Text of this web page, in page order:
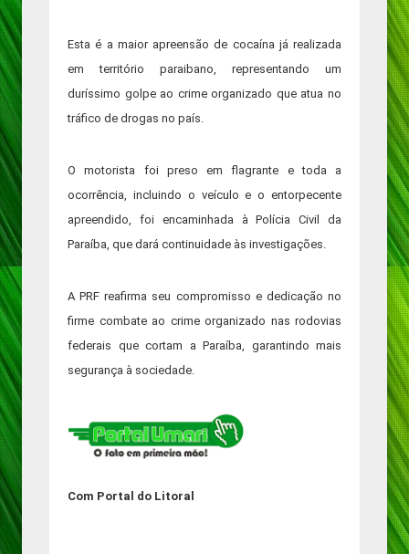
Esta é a maior apreensão de cocaína já realizada
em território paraibano, representando um
duríssimo golpe ao crime organizado que atua no
tráfico de drogas no país.
O motorista foi preso em flagrante e toda a
ocorrência, incluindo o veículo e o entorpecente
apreendido, foi encaminhada à Polícia Civil da
Paraíba, que dará continuidade às investigações.
A PRF reafirma seu compromisso e dedicação no
firme combate ao crime organizado nas rodovias
federais que cortam a Paraíba, garantindo mais
segurança à sociedade.
Com Portal do Litoral